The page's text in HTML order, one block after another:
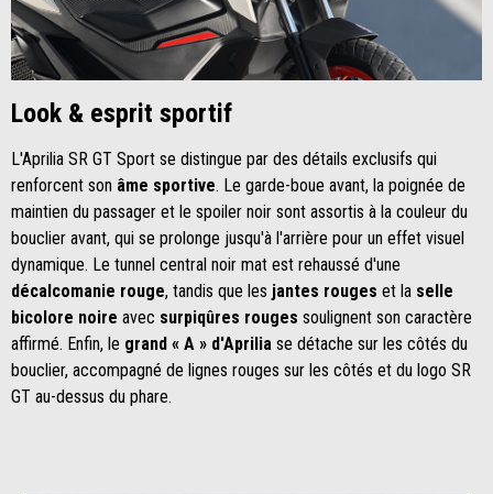
Look & esprit sportif
L'Aprilia SR GT Sport se distingue par des détails exclusifs qui
renforcent son âme sportive. Le garde-boue avant, la poignée de
maintien du passager et le spoiler noir sont assortis à la couleur du
bouclier avant, qui se prolonge jusqu'à l'arrière pour un effet visuel
dynamique. Le tunnel central noir mat est rehaussé d'une
décalcomanie rouge, tandis que les jantes rouges et la selle
bicolore noire avec surpiqûres rouges soulignent son caractère
affirmé. Enfin, le grand « A » d'Aprilia se détache sur les côtés du
bouclier, accompagné de lignes rouges sur les côtés et du logo SR
GT au-dessus du phare.